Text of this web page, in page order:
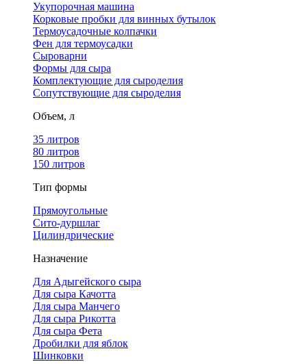
Укупорочная машина
Корковые пробки для винных бутылок
Термоусадочные колпачки
Фен для термоусадки
Сыроварни
Формы для сыра
Комплектующие для сыроделия
Сопутствующие для сыроделия
Объем, л
35 литров
80 литров
150 литров
Тип формы
Прямоугольные
Сито-дуршлаг
Цилиндрические
Назначение
Для Адыгейского сыра
Для сыра Качотта
Для сыра Манчего
Для сыра Рикотта
Для сыра Фета
Дробилки для яблок
Шинковки